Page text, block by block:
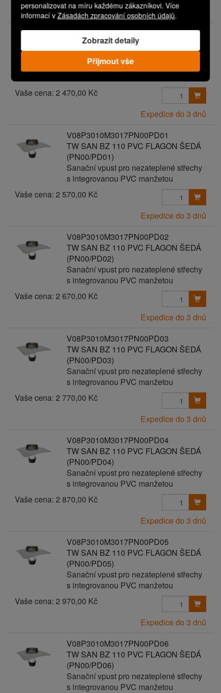
personalizovat na míru každému zákazníkovi. Více
informací vZásadách zpracování osobních údajů.
Zobrazit detaily
Přijmout vše
Expedice do 3 dnů
V08P3010M3017PN00PD00
TW SAN BZ 110 PVC FLAGON ŠEDÁ
Sanační vpust pro nezateplené střechy
s integrovanou PVC manžetou
Vaše cena: 2 470,00 Kč
Expedice do 3 dnů
V08P3010M3017PN00PD01
TW SAN BZ 110 PVC FLAGON ŠEDÁ
(PN00/PD01)
Sanační vpust pro nezateplené střechy
s integrovanou PVC manžetou
Vaše cena: 2 570,00 Kč
Expedice do 3 dnů
V08P3010M3017PN00PD02
TW SAN BZ 110 PVC FLAGON ŠEDÁ
(PN00/PD02)
Sanační vpust pro nezateplené střechy
s integrovanou PVC manžetou
Vaše cena: 2 670,00 Kč
Expedice do 3 dnů
V08P3010M3017PN00PD03
TW SAN BZ 110 PVC FLAGON ŠEDÁ
(PN00/PD03)
Sanační vpust pro nezateplené střechy
s integrovanou PVC manžetou
Vaše cena: 2 770,00 Kč
Expedice do 3 dnů
V08P3010M3017PN00PD04
TW SAN BZ 110 PVC FLAGON ŠEDÁ
(PN00/PD04)
Sanační vpust pro nezateplené střechy
s integrovanou PVC manžetou
Vaše cena: 2 870,00 Kč
Expedice do 3 dnů
V08P3010M3017PN00PD05
TW SAN BZ 110 PVC FLAGON ŠEDÁ
(PN00/PD05)
Sanační vpust pro nezateplené střechy
s integrovanou PVC manžetou
Vaše cena: 2 970,00 Kč
Expedice do 3 dnů
V08P3010M3017PN00PD06
TW SAN BZ 110 PVC FLAGON ŠEDÁ
(PN00/PD06)
Sanační vpust pro nezateplené střechy
s integrovanou PVC manžetou